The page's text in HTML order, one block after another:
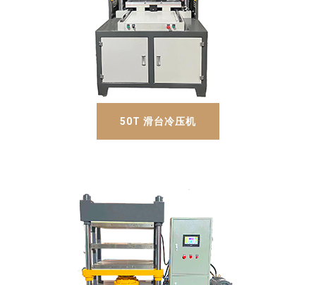
50T 滑台冷压机